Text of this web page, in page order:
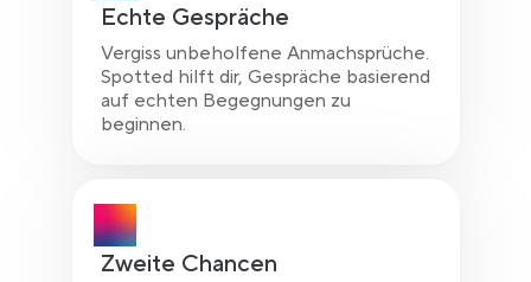
Echte Gespräche
Vergiss unbeholfene Anmachsprüche.
Spotted hilft dir, Gespräche basierend
auf echten Begegnungen zu
beginnen.
Zweite Chancen